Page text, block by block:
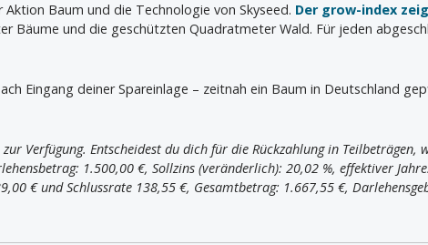
Baum und die Technologie von Skyseed. Der grow-index
Bäume und die geschützten Quadratmeter Wald. Für jeden
Eingang deiner Spareinlage – zeitnah ein Baum in Deutschland
Verfügung. Entscheidest du dich für die Rückzahlung in Teilbeträgen,
1.500,00 €, Sollzins (veränderlich): 20,02 %, effektiver
€ und Schlussrate 138,55 €, Gesamtbetrag: 1.667,55 €,